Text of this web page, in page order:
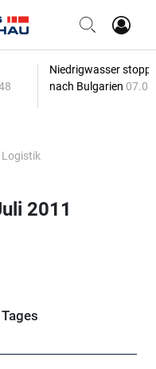
Niedrigwasser
nach Bulgarien
2011